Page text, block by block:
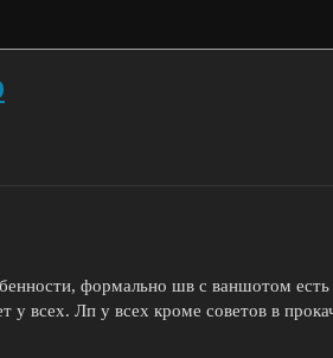
формально шв с ваншотом
у всех. Лп у всех кроме советов в